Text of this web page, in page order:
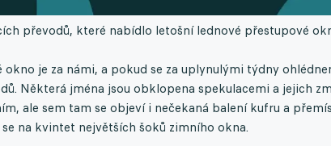
převodů, které nabídlo letošní lednové přestupové
okno je za námi, a pokud se za uplynulými týdny
Některá jména jsou obklopena spekulacemi a jejich
ale sem tam se objeví i nečekaná balení kufru a
na kvintet největších šoků zimního okna.